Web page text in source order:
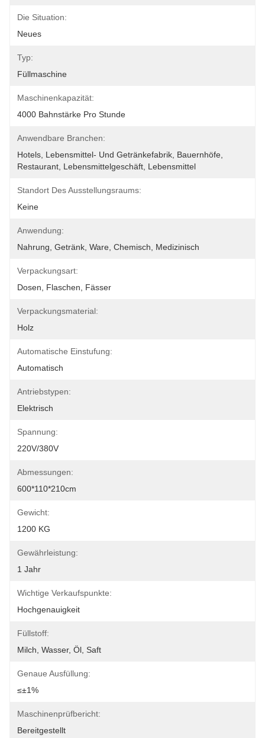
Die Situation:
Neues
Typ:
Füllmaschine
Maschinenkapazität:
4000 Bahnstärke Pro Stunde
Anwendbare Branchen:
Hotels, Lebensmittel- Und Getränkefabrik, Bauernhöfe,
Restaurant, Lebensmittelgeschäft, Lebensmittel
Standort Des Ausstellungsraums:
Keine
Anwendung:
Nahrung, Getränk, Ware, Chemisch, Medizinisch
Verpackungsart:
Dosen, Flaschen, Fässer
Verpackungsmaterial:
Holz
Automatische Einstufung:
Automatisch
Antriebstypen:
Elektrisch
Spannung:
220V/380V
Abmessungen:
600*110*210cm
Gewicht:
1200 KG
Gewährleistung:
1 Jahr
Wichtige Verkaufspunkte:
Hochgenauigkeit
Füllstoff:
Milch, Wasser, Öl, Saft
Genaue Ausfüllung:
≤±1%
Maschinenprüfbericht:
Bereitgestellt